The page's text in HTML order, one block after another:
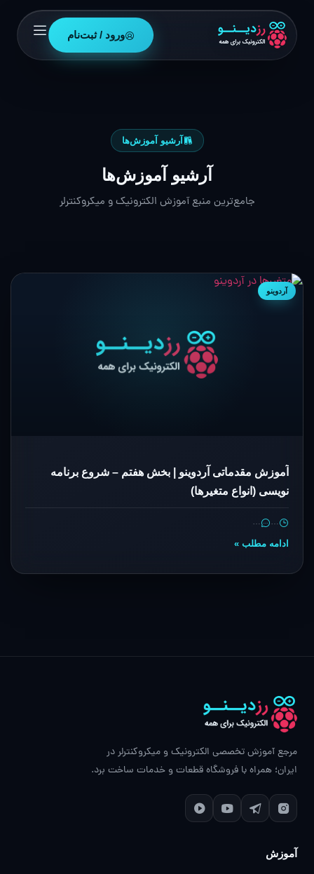
ورود / ثبت‌نام
آرشیو آموزش‌ها
آرشیو آموزش‌ها
جامع‌ترین منبع آموزش الکترونیک و میکروکنترلر
آردوینو
آموزش مقدماتی آردوینو | بخش هفتم – شروع برنامه
نویسی (انواع متغیرها)
…
…
ادامه مطلب »
مرجع آموزش تخصصی الکترونیک و میکروکنترلر در
ایران؛ همراه با فروشگاه قطعات و خدمات ساخت برد.
آموزش